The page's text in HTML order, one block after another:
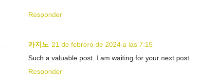
Responder
카지노 21 de febrero de 2024 a las 7:15
Such a valuable post. I am waiting for your next post.
Responder